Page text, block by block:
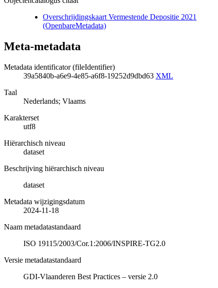
Overschrijdingskaart Vermestende Depositie 2021
(OpenbareMetadata)
Meta-metadata
Metadata identificator (fileIdentifier)
39a5840b-a6e9-4e85-a6f8-19252d9dbd63 XML
Taal
Nederlands; Vlaams
Karakterset
utf8
Hiërarchisch niveau
dataset
Beschrijving hiërarchisch niveau
dataset
Metadata wijzigingsdatum
2024-11-18
Naam metadatastandaard
ISO 19115/2003/Cor.1:2006/INSPIRE-TG2.0
Versie metadatastandaard
GDI-Vlaanderen Best Practices – versie 2.0